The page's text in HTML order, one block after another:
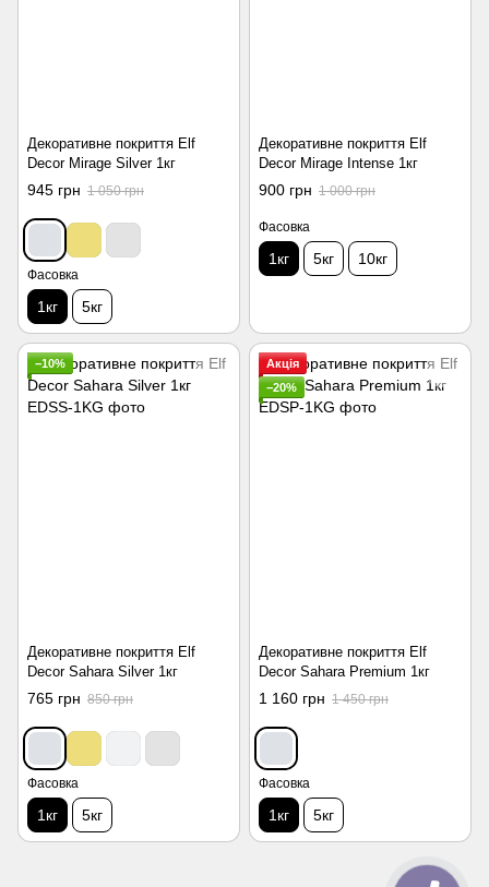
Декоративне покриття Elf
Decor Mirage Silver 1кг
945 грн 1 050 грн
Фасовка
1кг 5кг
Декоративне покриття Elf
Decor Mirage Intense 1кг
900 грн 1 000 грн
Фасовка
1кг 5кг 10кг
−10%
Декоративне покриття Elf
Decor Sahara Silver 1кг
765 грн 850 грн
Фасовка
1кг 5кг
Акція
−20%
Декоративне покриття Elf
Decor Sahara Premium 1кг
1 160 грн 1 450 грн
Фасовка
1кг 5кг